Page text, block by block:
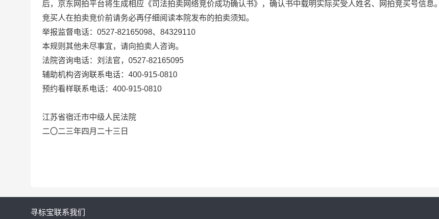
后，京东网拍平台将生成相应《司法拍卖网络竞价成功确认书》，确认书中载明实际买受人姓名、网拍竞买号信息
竞买人在拍卖竞价前请务必再仔细阅读本院发布的拍卖须知。
举报监督电话： 0527-82165098、 84329110
本规则其他未尽事宜，请向拍卖人咨询。
法院咨询电话：刘法官， 0527-82165095
辅助机构咨询联系电话： 400-915-0810
预约看样联系电话： 400-915-0810
江苏省宿迁市中级人民法院
二〇二三年四月二十三日
寻标宝联系我们